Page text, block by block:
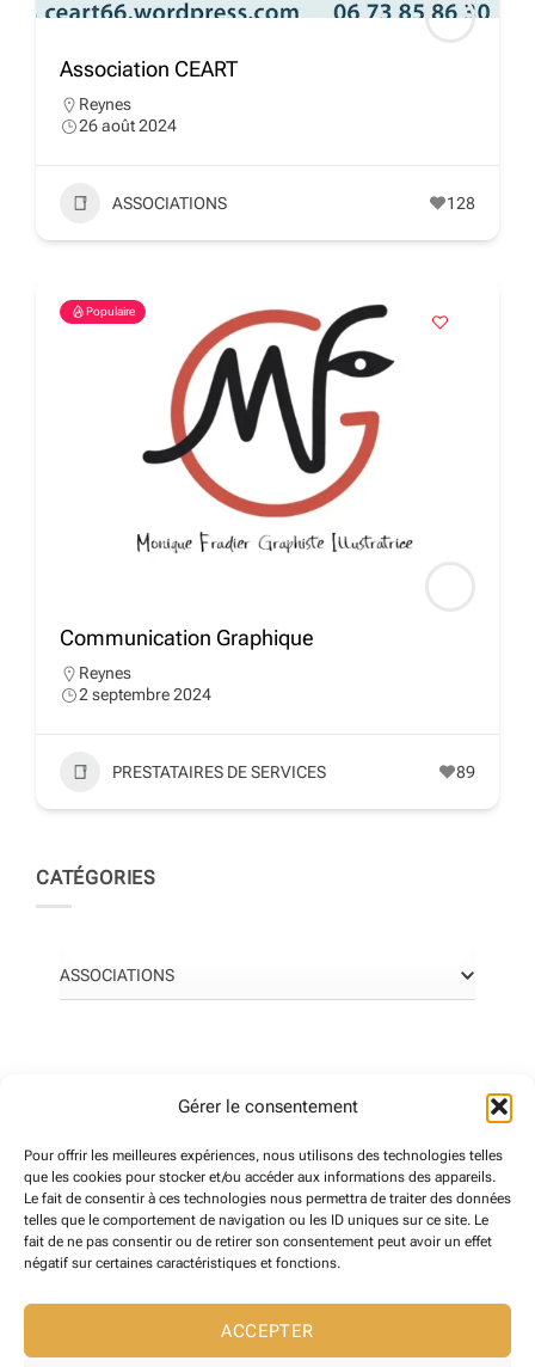
Gérer le consentement
Pour offrir les meilleures expériences, nous utilisons des technologies telles
que les cookies pour stocker et/ou accéder aux informations des appareils.
Le fait de consentir à ces technologies nous permettra de traiter des données
telles que le comportement de navigation ou les ID uniques sur ce site. Le
fait de ne pas consentir ou de retirer son consentement peut avoir un effet
négatif sur certaines caractéristiques et fonctions.
ACCEPTER
Association CEART
Reynes
26 août 2024
ASSOCIATIONS 128
Populaire
Communication Graphique
Reynes
2 septembre 2024
PRESTATAIRES DE SERVICES 89
CATÉGORIES
ASSOCIATIONS
LIBRAIRIE Le Cheval dans l’Arbre
0 (0 reviews)
PIXELICOM
0 (0 reviews)